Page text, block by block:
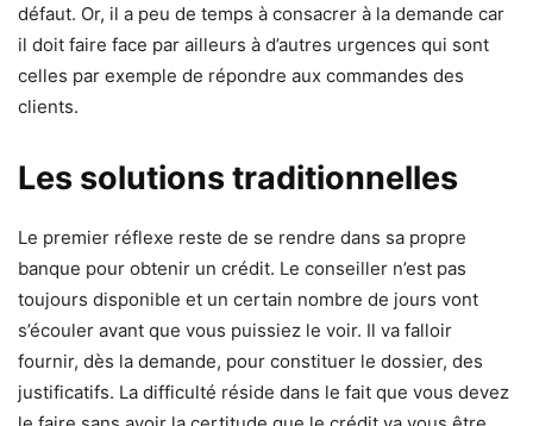
défaut. Or, il a peu de temps à consacrer à la demande car
il doit faire face par ailleurs à d’autres urgences qui sont
celles par exemple de répondre aux commandes des
clients.
Les solutions traditionnelles
Le premier réflexe reste de se rendre dans sa propre
banque pour obtenir un crédit. Le conseiller n’est pas
toujours disponible et un certain nombre de jours vont
s’écouler avant que vous puissiez le voir. Il va falloir
fournir, dès la demande, pour constituer le dossier, des
justificatifs. La difficulté réside dans le fait que vous devez